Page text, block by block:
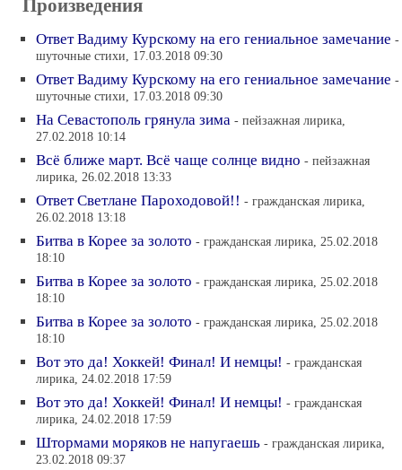
Произведения
Ответ Вадиму Курскому на его гениальное замечание -
шуточные стихи, 17.03.2018 09:30
Ответ Вадиму Курскому на его гениальное замечание -
шуточные стихи, 17.03.2018 09:30
На Севастополь грянула зима - пейзажная лирика,
27.02.2018 10:14
Всё ближе март. Всё чаще солнце видно - пейзажная
лирика, 26.02.2018 13:33
Ответ Светлане Пароходовой!! - гражданская лирика,
26.02.2018 13:18
Битва в Корее за золото - гражданская лирика, 25.02.2018
18:10
Битва в Корее за золото - гражданская лирика, 25.02.2018
18:10
Битва в Корее за золото - гражданская лирика, 25.02.2018
18:10
Вот это да! Хоккей! Финал! И немцы! - гражданская
лирика, 24.02.2018 17:59
Вот это да! Хоккей! Финал! И немцы! - гражданская
лирика, 24.02.2018 17:59
Штормами моряков не напугаешь - гражданская лирика,
23.02.2018 09:37